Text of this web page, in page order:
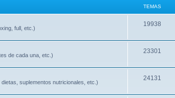
TEMAS
full, etc.)
19938
de cada una, etc.)
23301
suplementos nutricionales, etc.)
24131